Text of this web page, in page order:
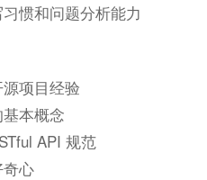
惯和问题分析能力
项目经验
本概念
API 规范
心